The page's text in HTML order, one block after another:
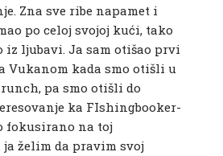
Zna sve ribe napamet i
po celoj svojoj kući, tako
iz ljubavi. Ja sam otišao prvi
Vukanom kada smo otišli u
pa smo otišli do
ka FIshingbooker-
fokusirano na toj
želim da pravim svoj